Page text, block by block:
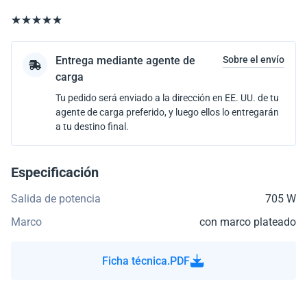
Entrega mediante agente de
carga
Sobre el envío
Tu pedido será enviado a la dirección en EE. UU. de tu
agente de carga preferido, y luego ellos lo entregarán
a tu destino final.
Especificación
Salida de potencia
705 W
Marco
con marco plateado
Ficha técnica.PDF